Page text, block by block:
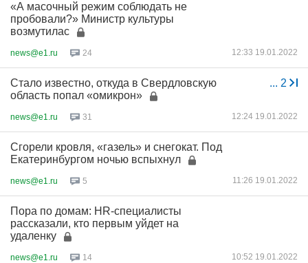
«А масочный режим соблюдать не
пробовали?» Министр культуры
возмутилас
news@e1.ru 24 12:33 19.01.2022
... 2
Стало известно, откуда в Свердловскую
область попал «омикрон»
news@e1.ru 31 12:24 19.01.2022
Сгорели кровля, «газель» и снегокат. Под
Екатеринбургом ночью вспыхнул
news@e1.ru 5 11:26 19.01.2022
Пора по домам: HR-специалисты
рассказали, кто первым уйдет на
удаленку
news@e1.ru 14 10:52 19.01.2022